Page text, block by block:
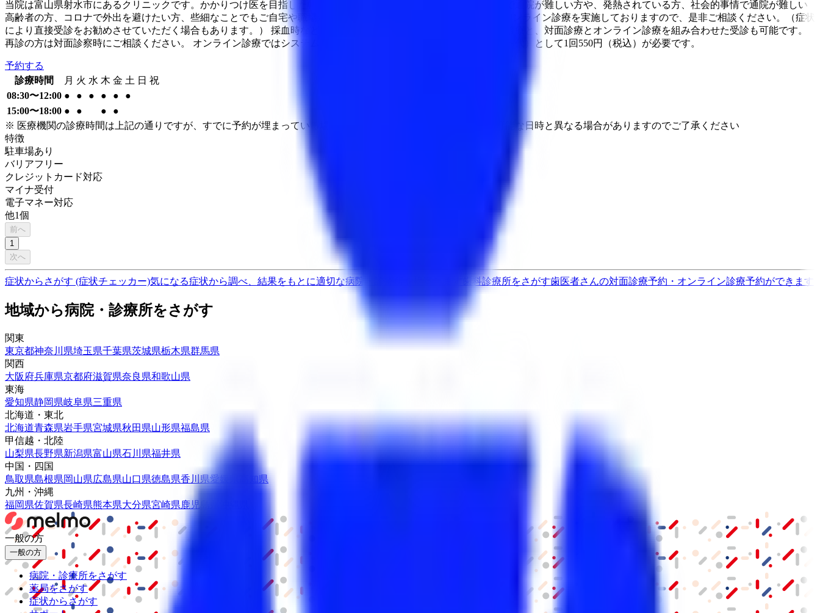
当院は富山県射水市にあるクリニックです。かかりつけ医を目指した幅広い診療を行っております。 お仕事の関係で通院が難しい方や、発熱されている方、社会的事情で通院が難しい
高齢者の方、コロナで外出を避けたい方、些細なことでもご自宅や職場からご相談いただけるよう、初診を含めたオンライン診療を実施しておりますので、是非ご相談ください。（症状
により直接受診をお勧めさせていただく場合もあります。） 採血時などのみ対面診療、その他の受診はオンライン診療と、対面診療とオンライン診療を組み合わせた受診も可能です。
再診の方は対面診察時にご相談ください。 オンライン診療ではシステム利用料や処方箋の送料（レターパックライト代）として1回550円（税込）が必要です。
予約する
診療時間
月 火 水 木 金 土 日 祝
08:30〜12:00 ● ● ● ● ●
●
15:00〜18:00 ● ● ●
●
※ 医療機関の診療時間は上記の通りですが、すでに予約が埋まっている場合や病院の都合などにより実際に予約可能な日時と異なる場合がありますのでご了承ください
特徴
駐車場あり
バリアフリー
クレジットカード対応
マイナ受付
電子マネー対応
他1個
前へ
1
次へ
症状からさがす (症状チェッカー)気になる症状から調べ、結果をもとに適切な病院・診療所を提案します 歯科診療所をさがす歯医者さんの対面診療予約・オンライン診療予約ができます
地域から病院・診療所をさがす
関東
東京都神奈川県埼玉県千葉県茨城県栃木県群馬県
関西
大阪府兵庫県京都府滋賀県奈良県和歌山県
東海
愛知県静岡県岐阜県三重県
北海道・東北
北海道青森県岩手県宮城県秋田県山形県福島県
甲信越・北陸
山梨県長野県新潟県富山県石川県福井県
中国・四国
鳥取県島根県岡山県広島県山口県徳島県香川県愛媛県
高知県
九州・沖縄
福岡県佐賀県長崎県熊本県大分県宮崎県鹿児島県
一般の方
一般の方
病院・診療所をさがす
薬局をさがす
症状からさがす